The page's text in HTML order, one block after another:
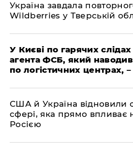
Україна завдала
Wildberries у Тверській
У Києві по гарячих
агента ФСБ, який наводив
по логістичних центрах,
США й Україна відновили
сфері, яка прямо впливає
Росією